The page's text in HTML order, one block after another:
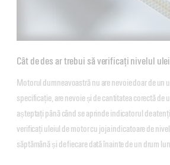
Cât de des ar trebui să verificați nivelul
Motorul dumneavoastră nu are nevoie doar de un
specificație, are nevoie și de cantitatea corectă de
așteptați până când se aprinde indicatorul de
verificați uleiul de motor cu joja indicatoare de
săptămână și de fiecare dată înainte de un drum